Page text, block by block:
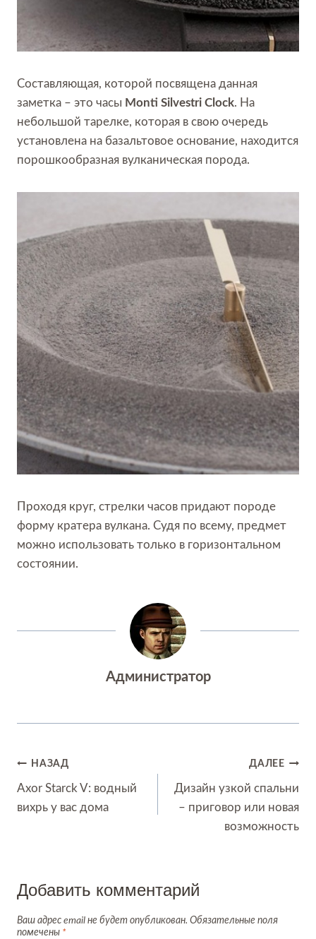
Составляющая, которой посвящена данная
заметка – это часы Monti Silvestri Clock. На
небольшой тарелке, которая в свою очередь
установлена на базальтовое основание, находится
порошкообразная вулканическая порода.
Проходя круг, стрелки часов придают породе
форму кратера вулкана. Судя по всему, предмет
можно использовать только в горизонтальном
состоянии.
Администратор
Навигация
по
записям
НАЗАД
Axor Starck V: водный
вихрь у вас дома
ДАЛЕЕ
Дизайн узкой спальни
– приговор или новая
возможность
Добавить комментарий
Ваш адрес email не будет опубликован. Обязательные поля
помечены *